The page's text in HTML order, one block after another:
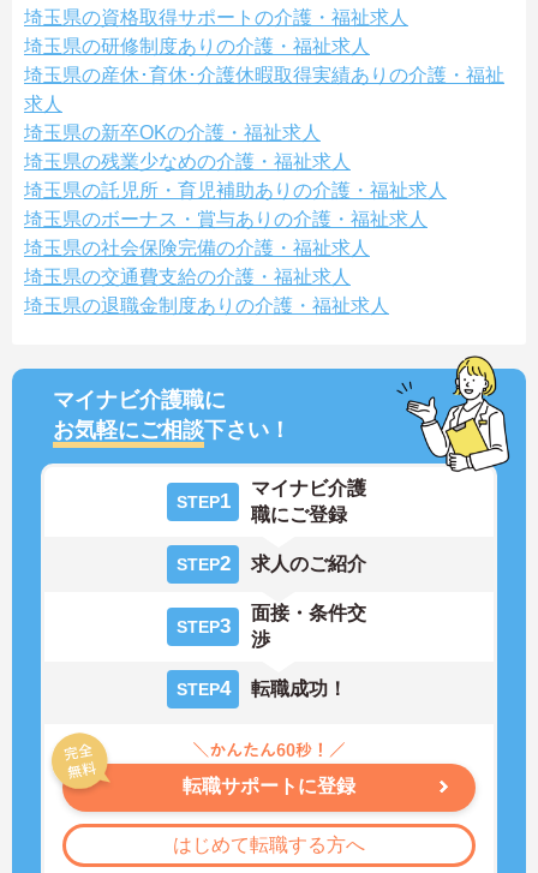
埼玉県の資格取得サポートの介護・福祉求人
埼玉県の研修制度ありの介護・福祉求人
埼玉県の産休･育休･介護休暇取得実績ありの介護・福祉
求人
埼玉県の新卒OKの介護・福祉求人
埼玉県の残業少なめの介護・福祉求人
埼玉県の託児所・育児補助ありの介護・福祉求人
埼玉県のボーナス・賞与ありの介護・福祉求人
埼玉県の社会保険完備の介護・福祉求人
埼玉県の交通費支給の介護・福祉求人
埼玉県の退職金制度ありの介護・福祉求人
マイナビ介護職に
お気軽にご相談下さい！
STEP1
マイナビ介護
職にご登録
STEP2 求人のご紹介
STEP3
面接・条件交
渉
STEP4 転職成功！
転職サポートに登録
はじめて転職する方へ